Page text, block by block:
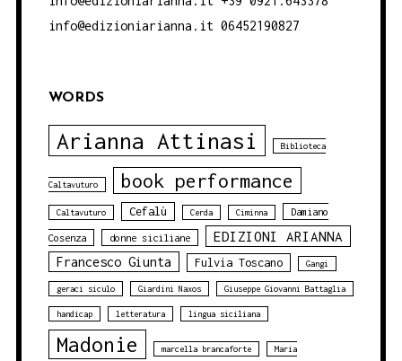
info@edizioniarianna.it 06452190827
WORDS
Arianna Attinasi Biblioteca
Caltavuturo book performance
Caltavuturo Cefalù Cerda Ciminna Damiano
Cosenza donne siciliane EDIZIONI ARIANNA
Francesco Giunta Fulvia Toscano Gangi
geraci siculo Giardini Naxos Giuseppe Giovanni Battaglia
handicap letteratura lingua siciliana
Madonie marcella brancaforte Maria